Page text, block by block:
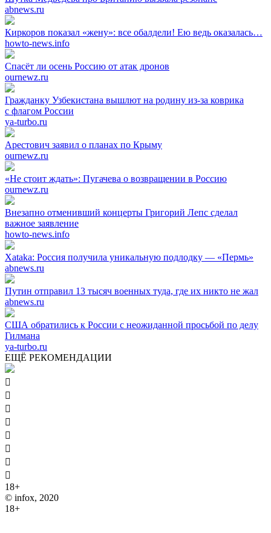
abnews.ru
Киркоров показал «жену»: все обалдели! Ею ведь оказалась…
howto-news.info
Спасёт ли осень Россию от атак дронов
ournewz.ru
Гражданку Узбекистана вышлют на родину из-за коврика
с флагом России
ya-turbo.ru
Арестович заявил о планах по Крыму
ournewz.ru
«Не стоит ждать»: Пугачева о возвращении в Россию
ournewz.ru
Внезапно отменивший концерты Григорий Лепс сделал
важное заявление
howto-news.info
Xataka: Россия получила уникальную подлодку — «Пермь»
abnews.ru
Путин отправил 13 тысяч военных туда, где их никто не жал
abnews.ru
США обратились к России с неожиданной просьбой по делу
Гилмана
ya-turbo.ru
ЕЩЁ РЕКОМЕНДАЦИИ








18+
© infox, 2020
18+